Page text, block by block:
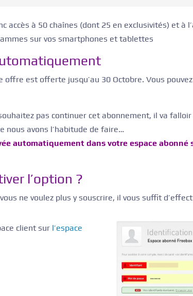
accès à 50 chaînes (dont 25 en exclusivités) et à
sur vos smartphones et tablettes
offre est offerte jusqu’au 30 Octobre. Vous
pas continuer cet abonnement, il va
nous avons l’habitude de faire…
automatiquement dans votre espace abonné
l’option ?
ne voulez plus y souscrire, il vous suffit
client sur l’espace